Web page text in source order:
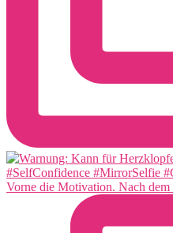
Vorne die Motivation. Nach